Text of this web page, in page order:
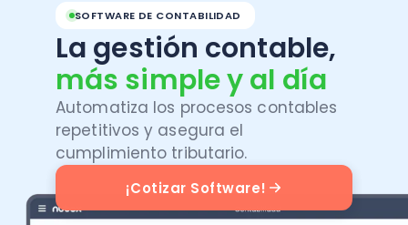
Cotiza ahora Contrata online
Ingreso clientes
Tu espacio
Pago express
Ayuda
Software
Contabilidad
Soluciones
SOFTWARE DE CONTABILIDAD
La gestión contable,
más simple y al día
Automatiza los procesos contables
repetitivos y asegura el
cumplimiento tributario.
¡Cotizar Software!